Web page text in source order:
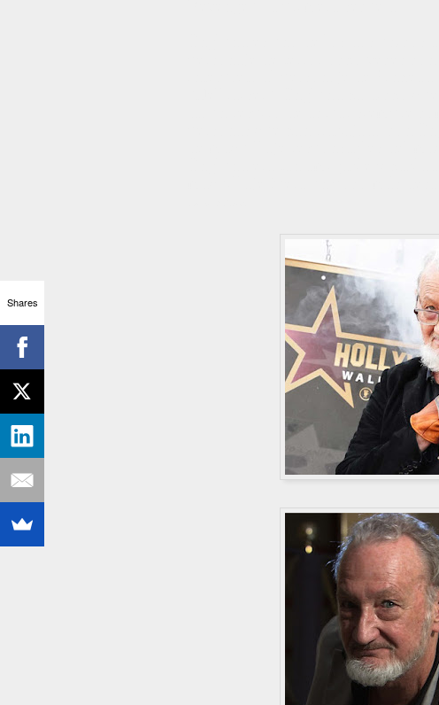
Shares